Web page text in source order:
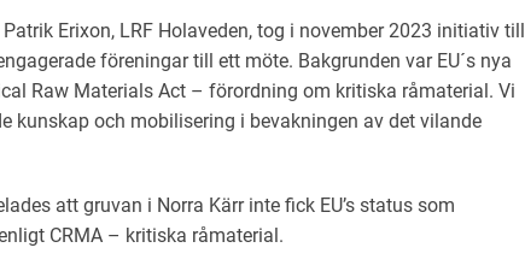
Erixon, LRF Holaveden, tog i november 2023 initiativ till
föreningar till ett möte. Bakgrunden var EU´s nya
Raw Materials Act – förordning om kritiska råmaterial. Vi
kunskap och mobilisering i bevakningen av det vilande
att gruvan i Norra Kärr inte fick EU’s status som
CRMA – kritiska råmaterial.